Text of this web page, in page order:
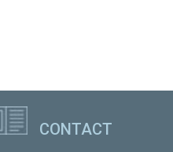
CONTACT